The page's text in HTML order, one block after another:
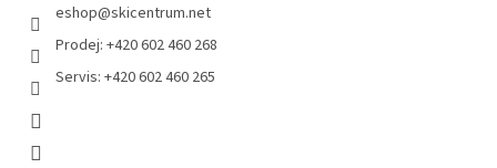
eshop@skicentrum.net
Prodej: +420 602 460 268
Servis: +420 602 460 265